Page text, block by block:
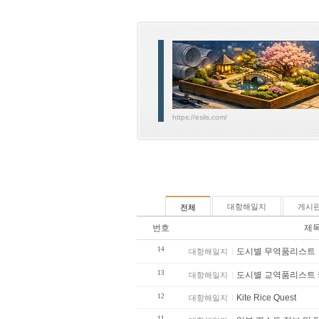
https://esils.com/
전체 대항해일지 게시
번호 제
14 대항해일지 도시별 무역품리스트
13 대항해일지 도시별 교역품리스트
12 대항해일지 Kite Rice Quest